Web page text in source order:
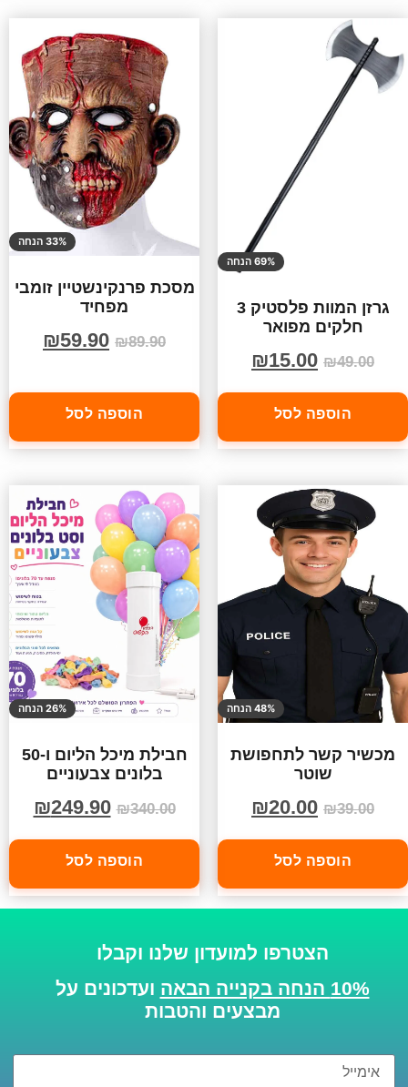
69% הנחה
גרזן המוות פלסטיק 3
חלקים מפואר
₪49.00
₪15.00
הוספה לסל
33% הנחה
מסכת פרנקינשטיין זומבי
מפחיד
₪89.90
₪59.90
הוספה לסל
48% הנחה
מכשיר קשר לתחפושת
שוטר
₪39.00
₪20.00
הוספה לסל
26% הנחה
חבילת מיכל הליום ו-50
בלונים צבעוניים
₪340.00
₪249.90
הוספה לסל
הצטרפו למועדון שלנו וקבלו
10% הנחה בקנייה הבאה
ועדכונים על
מבצעים והטבות